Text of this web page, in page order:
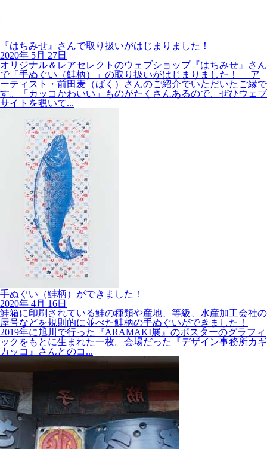
『はちみせ』さんで取り扱いがはじまりました！
2020年 5月 27日
オリジナル＆レアセレクトのウェブショップ『はちみせ』さん
で「手ぬぐい（鮭柄）」の取り扱いがはじまりました！ ア
ーティスト・前田麦（ばく）さんのご紹介でいただいたご縁で
す。「カッコかわいい」ものがたくさんあるので、ぜひウェブ
サイトを覗いて...
手ぬぐい（鮭柄）ができました！
2020年 4月 16日
鮭箱に印刷されている鮭の種類や産地、等級、水産加工会社の
屋号などを規則的に並べた鮭柄の手ぬぐいができました！
2019年に旭川で行った『ARAMAKI展』のポスターのグラフィ
ックをもとに生まれた一枚。会場だった『デザイン事務所カギ
カッコ』さんとのコ...